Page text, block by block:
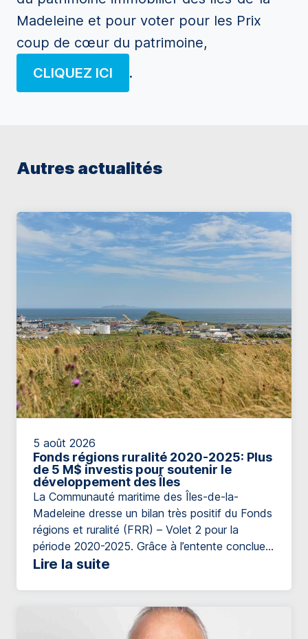
Madeleine et pour voter pour les Prix
coup de cœur du patrimoine,
CLIQUEZ ICI
.
Autres actualités
5 août 2026
Fonds régions ruralité 2020-2025: Plus
de 5 M$ investis pour soutenir le
développement des Îles
La Communauté maritime des Îles-de-la-
Madeleine dresse un bilan très positif du Fonds
régions et ruralité (FRR) – Volet 2 pour la
période 2020-2025. Grâce à l’entente conclue
entre le ministère des Affaires municipales et de
investis afin de soutenir le développement local
Lire la suite